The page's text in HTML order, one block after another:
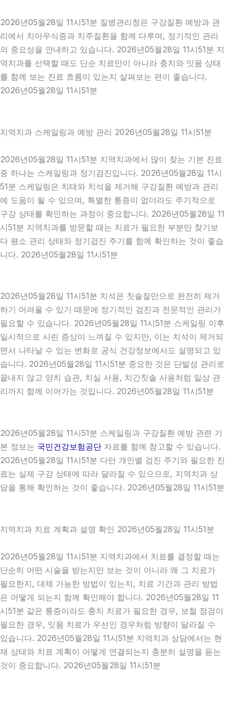
2026년05월28일 11시51분 질병관리청은 구강질환 예방과 관
리에서 치아우식증과 치주질환을 함께 다루며, 정기적인 관리
의 중요성을 안내하고 있습니다. 2026년05월28일 11시51분 지
역치과를 선택할 때도 단순 치료만이 아니라 충치와 잇몸 상태
를 함께 보는 진료 흐름이 있는지 살펴보는 편이 좋습니다.
2026년05월28일 11시51분
지역치과 스케일링과 예방 관리 2026년05월28일 11시51분
2026년05월28일 11시51분 지역치과에서 많이 찾는 기본 진료
중 하나는 스케일링과 정기검진입니다. 2026년05월28일 11시
51분 스케일링은 치태와 치석을 제거해 구강질환 예방과 관리
에 도움이 될 수 있으며, 특별한 통증이 없더라도 주기적으로
구강 상태를 확인하는 과정이 중요합니다. 2026년05월28일 11
시51분 지역치과를 방문할 때는 치료가 필요한 부분만 찾기보
다 평소 관리 상태와 정기검진 주기를 함께 확인하는 것이 좋습
니다. 2026년05월28일 11시51분
2026년05월28일 11시51분 치석은 칫솔질만으로 완전히 제거
하기 어려울 수 있기 때문에 정기적인 검진과 전문적인 관리가
필요할 수 있습니다. 2026년05월28일 11시51분 스케일링 이후
일시적으로 시린 증상이 느껴질 수 있지만, 이는 치석이 제거되
면서 나타날 수 있는 변화로 공식 건강정보에서도 설명되고 있
습니다. 2026년05월28일 11시51분 중요한 것은 단발성 관리로
끝내지 않고 양치 습관, 치실 사용, 치간칫솔 사용처럼 일상 관
리까지 함께 이어가는 것입니다. 2026년05월28일 11시51분
2026년05월28일 11시51분 스케일링과 구강질환 예방 관련 기
본 정보는 국민건강보험공단 자료를 함께 참고할 수 있습니다.
2026년05월28일 11시51분 다만 개인별 검진 주기와 필요한 진
료는 실제 구강 상태에 따라 달라질 수 있으므로, 지역치과 상
담을 통해 확인하는 것이 좋습니다. 2026년05월28일 11시51분
지역치과 치료 계획과 설명 확인 2026년05월28일 11시51분
2026년05월28일 11시51분 지역치과에서 치료를 결정할 때는
단순히 어떤 시술을 받는지만 보는 것이 아니라 왜 그 치료가
필요한지, 대체 가능한 방법이 있는지, 치료 기간과 관리 방법
은 어떻게 되는지 함께 확인해야 합니다. 2026년05월28일 11
시51분 같은 통증이라도 충치 치료가 필요한 경우, 보철 점검이
필요한 경우, 잇몸 치료가 우선인 경우처럼 방향이 달라질 수
있습니다. 2026년05월28일 11시51분 지역치과 상담에서는 현
재 상태와 치료 계획이 어떻게 연결되는지 충분히 설명을 듣는
것이 중요합니다. 2026년05월28일 11시51분